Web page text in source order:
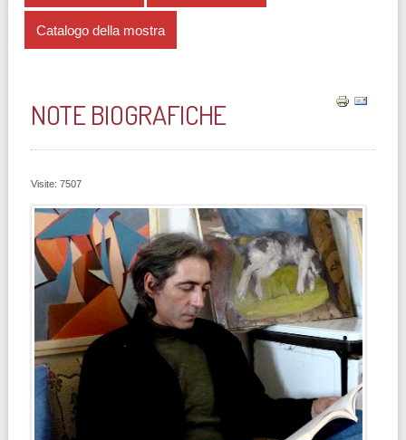
Catalogo della mostra
NOTE BIOGRAFICHE
Visite: 7507